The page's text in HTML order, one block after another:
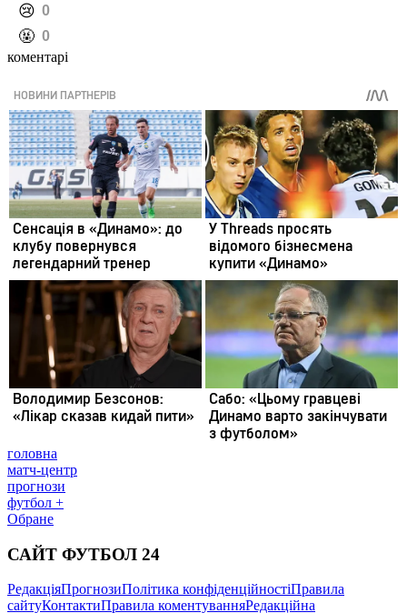
️😢 0
️🤬 0
коментарі
головна
матч-центр
прогнози
футбол +
Обране
САЙТ ФУТБОЛ 24
РедакціяПрогнозиПолітика конфіденційностіПравила
сайтуКонтактиПравила коментуванняРедакційна